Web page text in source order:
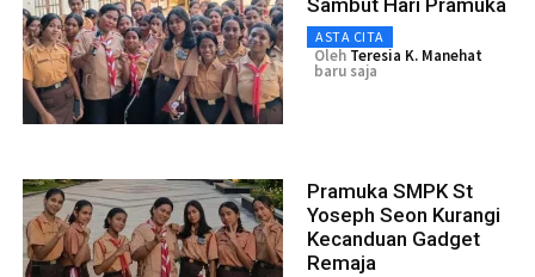
ASTA CITA
Oleh Teresia K. Manehat
baru saja
Pramuka SMPK St
Yoseph Seon Kurangi
Kecanduan Gadget
Remaja